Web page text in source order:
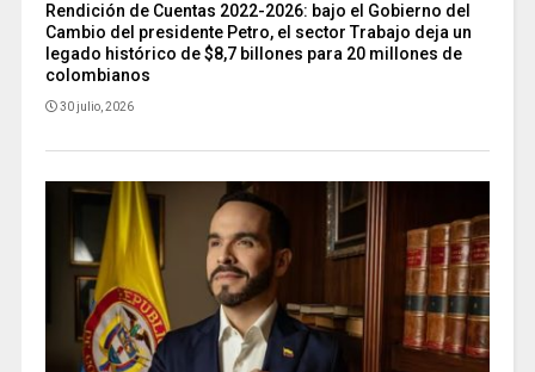
Rendición de Cuentas 2022-2026: bajo el Gobierno del
Cambio del presidente Petro, el sector Trabajo deja un
legado histórico de $8,7 billones para 20 millones de
colombianos
30 julio, 2026